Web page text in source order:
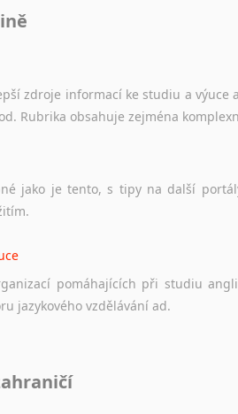
zdroje informací ke studiu a výuce
Rubrika obsahuje zejména
jako je tento, s tipy na další
pomáhajících při studiu
jazykového vzdělávání ad.
diskusní